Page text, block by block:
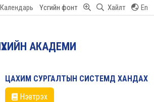
Календарь Үсгийн фонт Хайлт En
АКАДЕМИ
ЦАХИМ СУРГАЛТЫН СИСТЕМД ХАНДАХ
Нэвтрэх